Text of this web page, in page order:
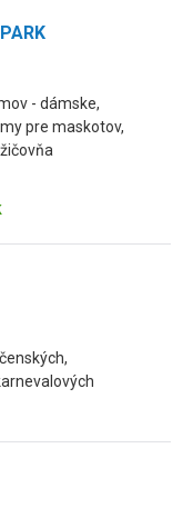
- dámske,
pre maskotov,